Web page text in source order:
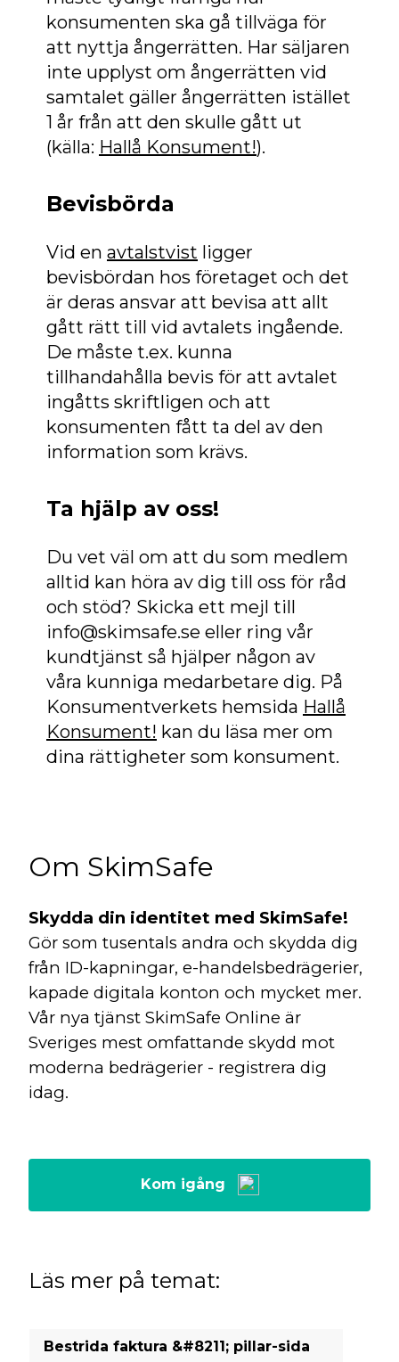
konsumenten ska gå tillväga för
att nyttja ångerrätten. Har säljaren
inte upplyst om ångerrätten vid
samtalet gäller ångerrätten istället
1 år från att den skulle gått ut
(källa: Hallå Konsument!).
Bevisbörda
Vid en avtalstvist ligger
bevisbördan hos företaget och det
är deras ansvar att bevisa att allt
gått rätt till vid avtalets ingående.
De måste t.ex. kunna
tillhandahålla bevis för att avtalet
ingåtts skriftligen och att
konsumenten fått ta del av den
information som krävs.
Ta hjälp av oss!
Du vet väl om att du som medlem
alltid kan höra av dig till oss för råd
och stöd? Skicka ett mejl till
info@skimsafe.se eller ring vår
kundtjänst så hjälper någon av
våra kunniga medarbetare dig. På
Konsumentverkets hemsida Hallå
Konsument! kan du läsa mer om
dina rättigheter som konsument.
Om SkimSafe
Skydda din identitet med SkimSafe!
Gör som tusentals andra och skydda dig
från ID-kapningar, e-handelsbedrägerier,
kapade digitala konton och mycket mer.
Vår nya tjänst SkimSafe Online är
Sveriges mest omfattande skydd mot
moderna bedrägerier - registrera dig
idag.
Kom igång
Läs mer på temat:
Bestrida faktura &#8211; pillar-sida